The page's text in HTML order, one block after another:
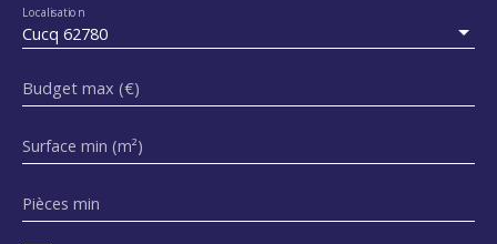
Cucq 62780
Localisation
Budget max (€)
Surface min (m²)
Pièces min